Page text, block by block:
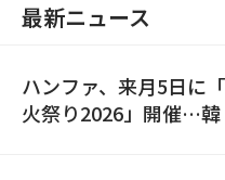
最新ニュース
ハンファ、来月5日に
火祭り2026」開催…韓